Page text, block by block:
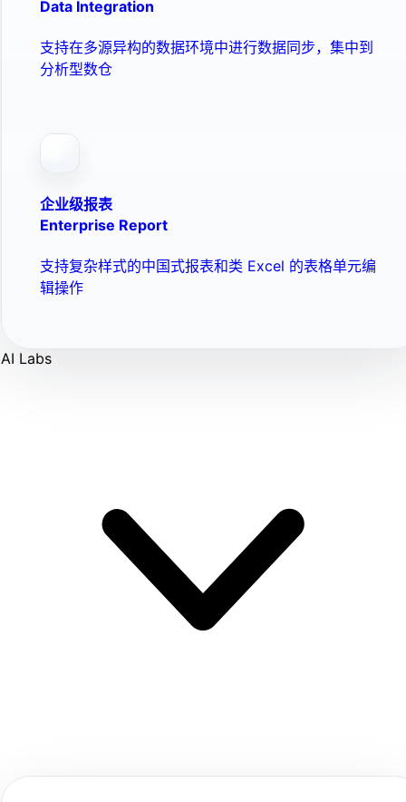
Data Integration
支持在多源异构的数据环境中进行数据同步，集中到
分析型数仓
企业级报表
Enterprise Report
支持复杂样式的中国式报表和类 Excel 的表格单元编
辑操作
AI Labs